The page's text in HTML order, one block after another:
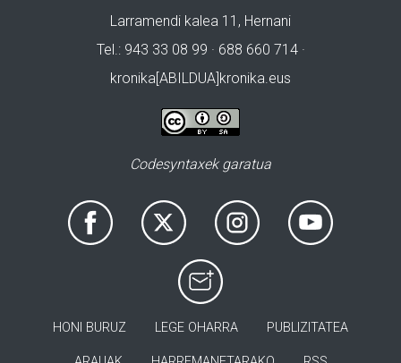
Larramendi kalea 11, Hernani
Tel.: 943 33 08 99 · 688 660 714 ·
kronika[ABILDUA]kronika.eus
Codesyntaxek garatua
HONI BURUZ LEGE OHARRA PUBLIZITATEA